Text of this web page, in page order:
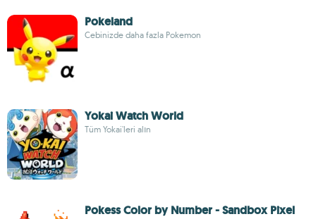
Pokeland
Cebinizde daha fazla Pokemon
Yokai Watch World
Tüm Yokai'leri alın
Pokess Color by Number - Sandbox Pixel